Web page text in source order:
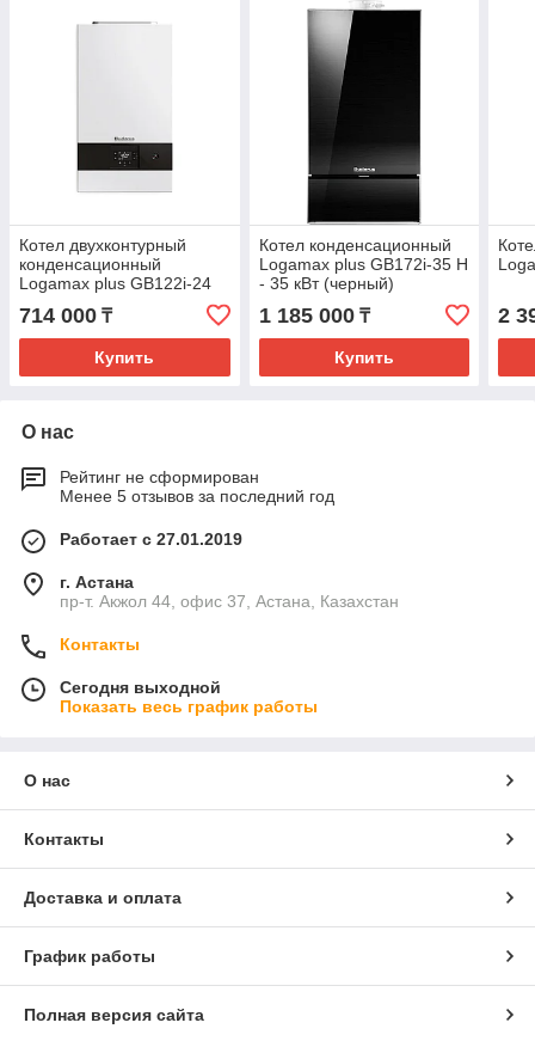
Котел двухконтурный
конденсационный
Logamax plus GB122i-24
714 000 ₸
Купить
Котел конденсационный
Logamax plus GB172i-35 H
- 35 кВт (черный)
1 185 000₸
Купить
2
О нас
Рейтинг не сформирован
Менее 5 отзывов за последний год
Работает с 27.01.2019
г. Астана
пр-т. Акжол 44, офис 37, Астана, Казахстан
Контакты
Сегодня выходной
Показать весь график работы
О нас
Контакты
Доставка и оплата
График работы
Полная версия сайта